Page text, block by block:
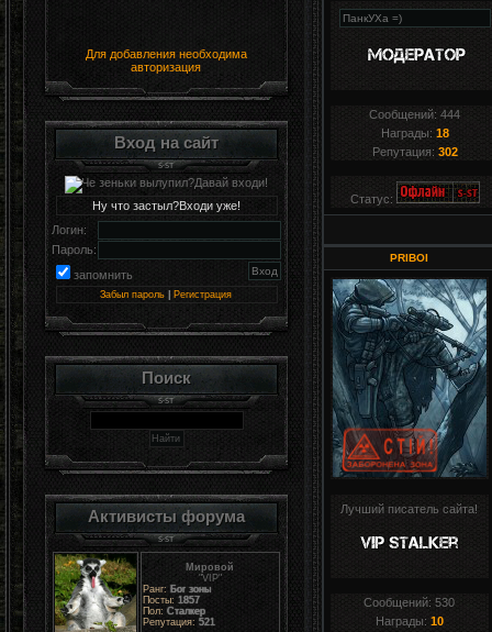
Для добавления необходима
авторизация
Вход на сайт
Ну что застыл?Входи уже!
Логин:
Пароль:
запомнить
Забыл пароль Регистрация
Поиск
Активисты форума
Мировой
"VIP"
Ранг: Бог зоны
Посты: 1857
Пол: Сталкер
Репутация: 521
Сообщений:444
Награды: 18
Репутация: 302
Статус:
PRIBOI
Лучший писатель сайта!
Сообщений:530
Награды: 10